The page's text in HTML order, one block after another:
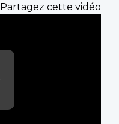
Partagez cette vidéo